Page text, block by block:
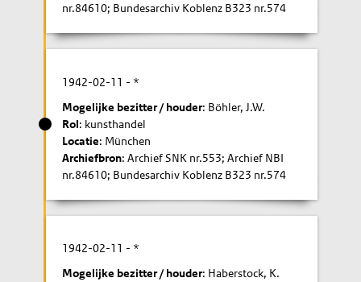
nr.84610; Bundesarchiv Koblenz B323 nr.574
1942-02-11 - *
Mogelijke bezitter / houder: Böhler, J.W.
Rol: kunsthandel
Locatie: München
Archiefbron: Archief SNK nr.553; Archief NBI
nr.84610; Bundesarchiv Koblenz B323 nr.574
1942-02-11 - *
Mogelijke bezitter / houder: Haberstock, K.